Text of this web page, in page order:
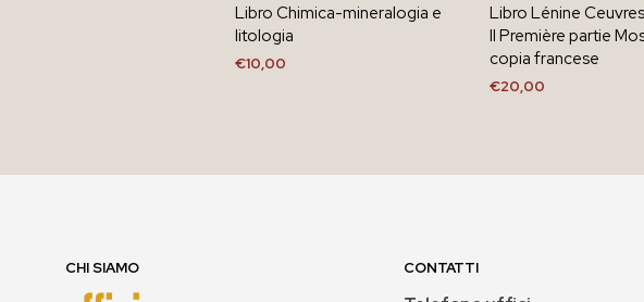
Libro Chimica-mineralogia e
litologia
€10,00
Libro Lénine
II Première partie
copia francese
€20,00
CHI SIAMO CONTATTI